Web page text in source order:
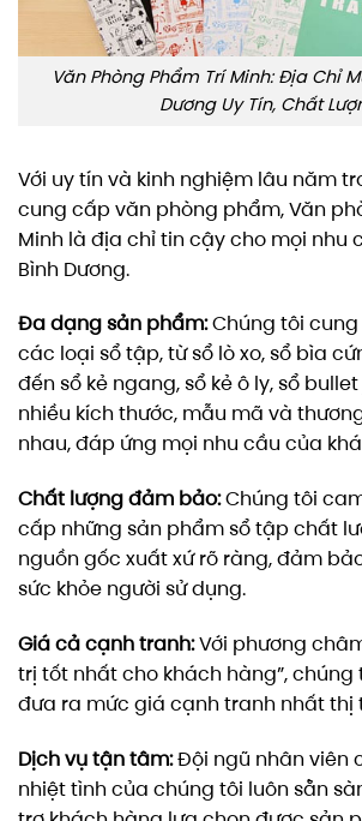
Văn Phòng Phẩm Trí Minh: Địa Chỉ
Dương Uy Tín, Chất
Với uy tín và kinh nghiệm lâu năm
cung cấp văn phòng phẩm, Văn
Minh là địa chỉ tin cậy cho mọi nhu
Bình Dương.
Đa dạng sản phẩm:Chúng tôi
các loại sổ tập, từ sổ lò xo, sổ bìa
đến sổ kẻ ngang, sổ kẻ ô ly, sổ
nhiều kích thước, mẫu mã và
nhau, đáp ứng mọi nhu cầu của
Chất lượng đảm bảo:Chúng tôi
cấp những sản phẩm sổ tập chất
nguồn gốc xuất xứ rõ ràng, đảm
sức khỏe người sử dụng.
Giá cả cạnh tranh:Với phương
trị tốt nhất cho khách hàng”, chúng
đưa ra mức giá cạnh tranh nhất thị
Dịch vụ tận tâm:Đội ngũ nhân viên
nhiệt tình của chúng tôi luôn sẵn